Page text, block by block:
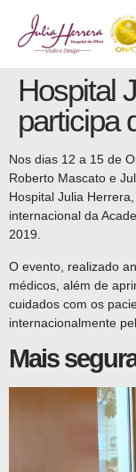
Hospital
participa
Nos dias 12 a 15 de
Roberto Mascato e
Hospital Julia
internacional da
2019.
O evento, realizado
médicos, além de
cuidados com os
internacionalmente
Mais